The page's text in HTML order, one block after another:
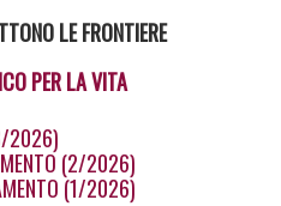
LE FRONTIERE
PER LA VITA
2026)
(2/2026)
(1/2026)